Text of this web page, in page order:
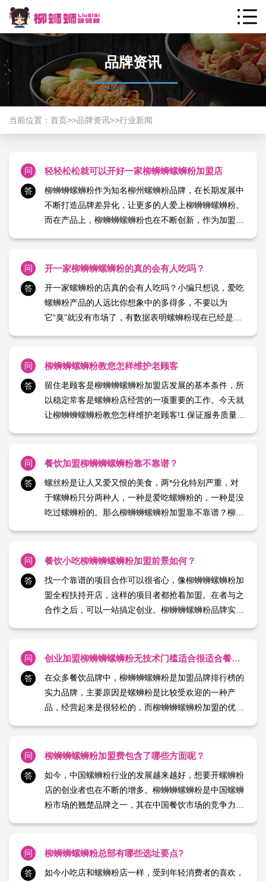
品牌资讯
当前位置： 首页>>品牌资讯>>行业新闻
问
答
轻轻松松就可以开好一家柳蛳蛳螺蛳粉加盟店
柳蛳蛳螺蛳粉作为知名柳州螺蛳粉品牌，在长期发展中
不断打造品牌差异化，让更多的人爱上柳蛳蛳螺蛳粉。
而在产品上，柳蛳蛳螺蛳粉也在不断创新，作为加盟商
好的市场前景。柳蛳蛳螺蛳粉可以满足不同消费者的需
问
答
开一家柳蛳蛳螺蛳粉的真的会有人吃吗？
开一家螺蛳粉的店真的会有人吃吗？小编只想说，爱吃
螺蛳粉产品的人远比你想象中的多得多，不要以为
它“臭”就没有市场了，有数据表明螺蛳粉现在已经是受
螺蛳粉产品，并且大多数的漂亮姐姐都喜欢吃螺蛳粉产
问
答
柳蛳蛳螺蛳粉教您怎样维护老顾客
留住老顾客是柳蛳蛳螺蛳粉加盟店发展的基本条件，所
以稳定常客是螺蛳粉店经营的一项重要的工作。今天就
让柳蛳蛳螺蛳粉教您怎样维护老顾客!1.保证服务质量，
馈。要尽*大的可能为顾客提供方便，细心研究，就会
问
答
餐饮加盟柳蛳蛳螺蛳粉靠不靠谱？
螺丝粉是让人又爱又恨的美食，两*分化特别严重，对
于螺蛳粉只分两种人，一种是爱吃螺蛳粉的，一种是没
吃过螺蛳粉的。那么柳蛳蛳螺蛳粉加盟靠不靠谱？柳蛳
是如何做的这么大的呢？柳蛳蛳螺蛳粉是做的是正宗的
问
答
餐饮小吃柳蛳蛳螺蛳粉加盟前景如何？
找一个靠谱的项目合作可以很省心，像柳蛳蛳螺蛳粉加
盟全程扶持开店，这样的项目者都抢着加盟。在者与之
合作之后，可以一站搞定创业。柳蛳蛳螺蛳粉品牌实力
如何。各位者关注柳蛳蛳螺蛳粉项目，那就是想要柳蛳
问
答
创业加盟柳蛳蛳螺蛳粉无技术门槛适合很适合餐饮小白
在众多餐饮品牌中，柳蛳蛳螺蛳粉是加盟品牌排行榜的
实力品牌，主要原因是螺蛳粉是比较受欢迎的一种产
品，经营起来是很轻松的，而柳蛳蛳螺蛳粉加盟的优势
销。柳蛳蛳螺蛳粉不仅是产品好，品牌形象也很突出，
问
答
柳蛳蛳螺蛳粉加盟费包含了哪些方面呢？
如今，中国螺蛳粉行业的发展越来越好，想要开螺蛳粉
店的创业者也在不断的增多。柳蛳蛳螺蛳粉是中国螺蛳
粉市场的翘楚品牌之一，其在中国餐饮市场的竞争力
些方面呢？根据总部的相关的数据显示，柳蛳蛳螺蛳粉
问
答
柳蛳蛳螺蛳粉总部有哪些选址要点?
如今小吃店和螺蛳粉店一样，受到年轻消费者的喜欢，